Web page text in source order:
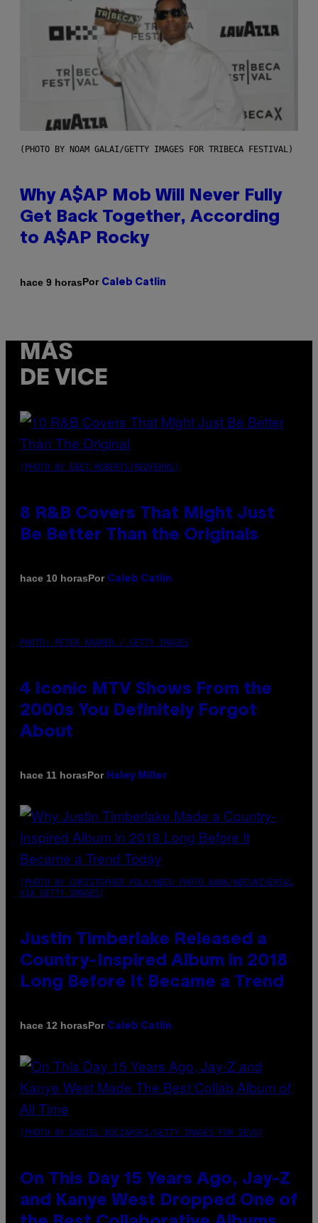
(PHOTO BY NOAM GALAI/GETTY IMAGES FOR TRIBECA FESTIVAL)
Why A$AP Mob Will Never Fully
Get Back Together, According
to A$AP Rocky
hace 9 horasPor Caleb Catlin
MÁS
DE VICE
(PHOTO BY EBET ROBERTS/REDFERNS)
8 R&B Covers That Might Just
Be Better Than the Originals
hace 10 horasPor Caleb Catlin
PHOTO: PETER KRAMER / GETTY IMAGES
4 Iconic MTV Shows From the
2000s You Definitely Forgot
About
hace 11 horasPor Haley Miller
(PHOTO BY CHRISTOPHER POLK/NBCU PHOTO BANK/NBCUNIVERSAL
VIA GETTY IMAGES)
Justin Timberlake Released a
Country-Inspired Album in 2018
Long Before It Became a Trend
hace 12 horasPor Caleb Catlin
(PHOTO BY DANIEL BOCZARSKI/GETTY IMAGES FOR VEVO)
On This Day 15 Years Ago, Jay-Z
and Kanye West Dropped One of